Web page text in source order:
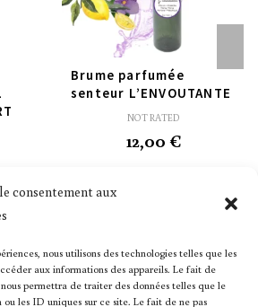
consentement aux
nous utilisons des technologies telles que les
aux informations des appareils. Le fait de
permettra de traiter des données telles que le
les ID uniques sur ce site. Le fait de ne pas
Brume parfumée
senteur L’ENVOUTANTE
NOT RATED
12,00€